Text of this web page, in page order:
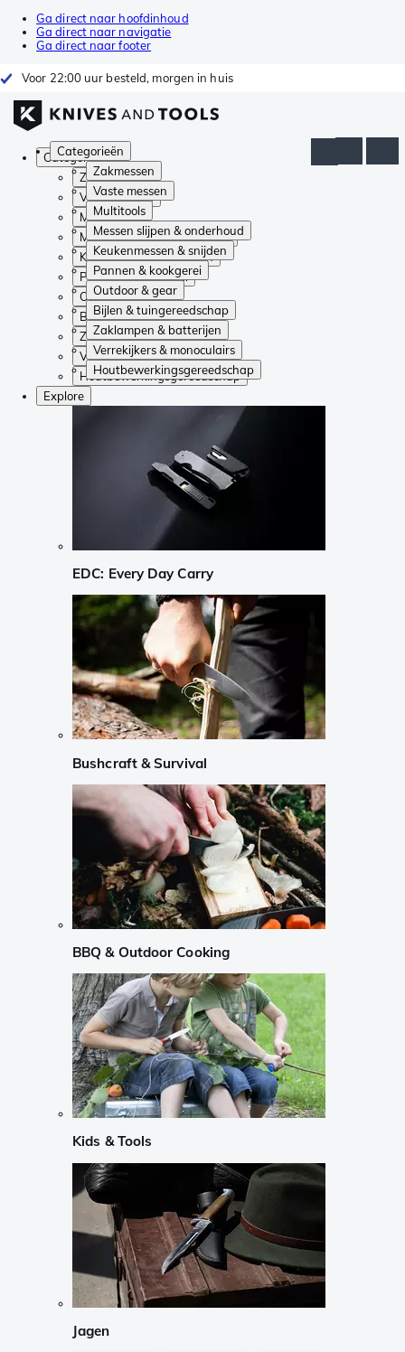
Ga direct naar hoofdinhoud
Ga direct naar navigatie
Ga direct naar footer
Voor 22:00 uur besteld, morgen in huis
Categorieën
Zakmessen
Vaste messen
Multitools
Messen slijpen & onderhoud
Keukenmessen & snijden
Pannen & kookgerei
Outdoor & gear
Bijlen & tuingereedschap
Zaklampen & batterijen
Verrekijkers & monoculairs
Houtbewerkingsgereedschap
Categorieën
Zakmessen
Vaste messen
Multitools
Messen slijpen & onderhoud
Keukenmessen & snijden
Pannen & kookgerei
Outdoor & gear
Bijlen & tuingereedschap
Zaklampen & batterijen
Verrekijkers & monoculairs
Houtbewerkingsgereedschap
Explore
EDC: Every Day Carry
Bushcraft & Survival
BBQ & Outdoor Cooking
Kids & Tools
Jagen